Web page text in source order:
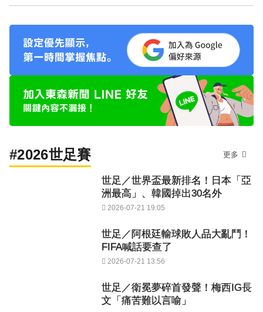
#2026世足賽 更多
世足／世界盃最新排名！日本「亞
洲最高」、韓國掉出30名外
2026-07-21 19:05
世足／阿根廷輸球敗人品大亂鬥！
FIFA喊話要查了
2026-07-21 13:56
世足／衛冕夢碎首發聲！梅西IG長
文「痛苦難以言喻」